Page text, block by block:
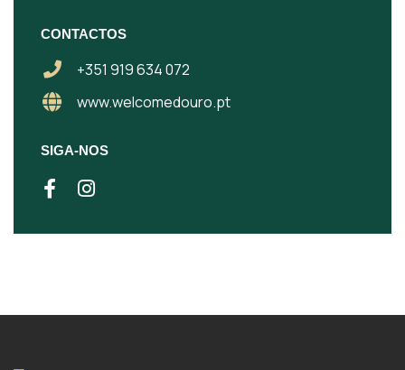
CONTACTOS
+351 919 634 072
www.welcomedouro.pt
SIGA-NOS